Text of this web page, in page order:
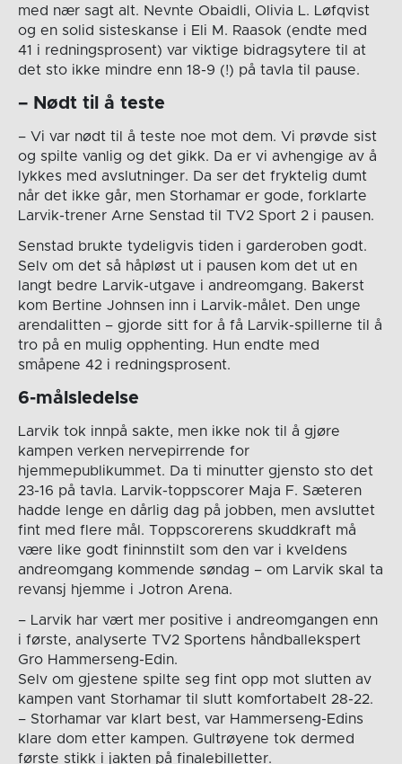
med nær sagt alt. Nevnte Obaidli, Olivia L. Løfqvist
og en solid sisteskanse i Eli M. Raasok (endte med
41 i redningsprosent) var viktige bidragsytere til at
det sto ikke mindre enn 18-9 (!) på tavla til pause.
– Nødt til å teste
– Vi var nødt til å teste noe mot dem. Vi prøvde sist
og spilte vanlig og det gikk. Da er vi avhengige av å
lykkes med avslutninger. Da ser det fryktelig dumt
når det ikke går, men Storhamar er gode, forklarte
Larvik-trener Arne Senstad til TV2 Sport 2 i pausen.
Senstad brukte tydeligvis tiden i garderoben godt.
Selv om det så håpløst ut i pausen kom det ut en
langt bedre Larvik-utgave i andreomgang. Bakerst
kom Bertine Johnsen inn i Larvik-målet. Den unge
arendalitten – gjorde sitt for å få Larvik-spillerne til å
tro på en mulig opphenting. Hun endte med
småpene 42 i redningsprosent.
6-målsledelse
Larvik tok innpå sakte, men ikke nok til å gjøre
kampen verken nervepirrende for
hjemmepublikummet. Da ti minutter gjensto sto det
23-16 på tavla. Larvik-toppscorer Maja F. Sæteren
hadde lenge en dårlig dag på jobben, men avsluttet
fint med flere mål. Toppscorerens skuddkraft må
være like godt fininnstilt som den var i kveldens
andreomgang kommende søndag – om Larvik skal ta
revansj hjemme i Jotron Arena.
– Larvik har vært mer positive i andreomgangen enn
i første, analyserte TV2 Sportens håndballekspert
Gro Hammerseng-Edin.
Selv om gjestene spilte seg fint opp mot slutten av
kampen vant Storhamar til slutt komfortabelt 28-22.
– Storhamar var klart best, var Hammerseng-Edins
klare dom etter kampen. Gultrøyene tok dermed
første stikk i jakten på finalebilletter.